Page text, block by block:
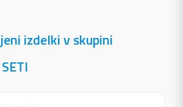
izdelki v skupini